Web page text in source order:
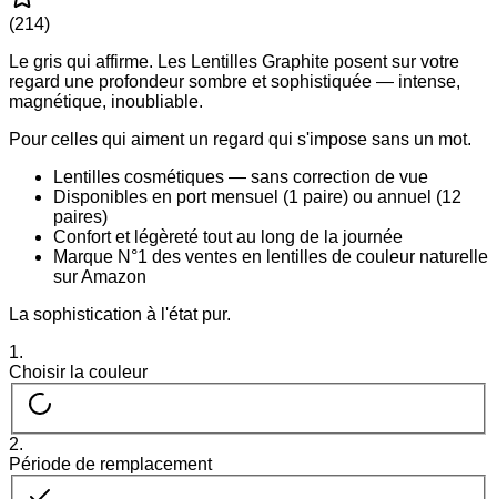
(214)
Le gris qui affirme. Les Lentilles Graphite posent sur votre
regard une profondeur sombre et sophistiquée — intense,
magnétique, inoubliable.
Pour celles qui aiment un regard qui s'impose sans un mot.
Lentilles cosmétiques — sans correction de vue
Disponibles en port mensuel (1 paire) ou annuel (12
paires)
Confort et légèreté tout au long de la journée
Marque N°1 des ventes en lentilles de couleur naturelle
sur Amazon
La sophistication à l'état pur.
1.
Choisir la couleur
2.
Période de remplacement